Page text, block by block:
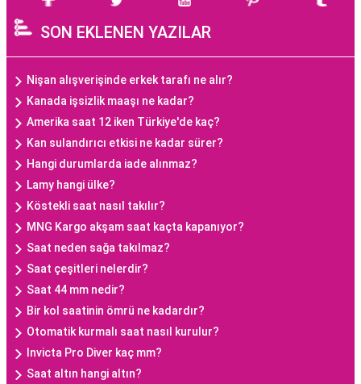
SON EKLENEN YAZILAR
Nişan alışverişinde erkek tarafı ne alır?
Kanada işsizlik maaşı ne kadar?
Amerika saat 12 iken Türkiye'de kaç?
Kan sulandırıcı etkisi ne kadar sürer?
Hangi durumlarda iade alınmaz?
Lamy hangi ülke?
Köstekli saat nasıl takılır?
MNG Kargo akşam saat kaçta kapanıyor?
Saat neden sağa takılmaz?
Saat çeşitleri nelerdir?
Saat 44 mm nedir?
Bir kol saatinin ömrü ne kadardır?
Otomatik kurmalı saat nasıl kurulur?
Invicta Pro Diver kaç mm?
Saat altın hangi altın?